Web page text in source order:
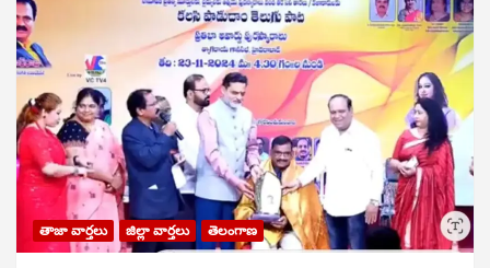
తాజా వార్తలు జిల్లా వార్తలు తెలంగాణ